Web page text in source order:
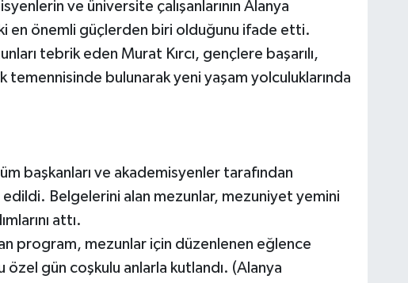
ve üniversite çalışanlarının Alanya
en önemli güçlerden biri olduğunu ifade etti.
tebrik eden Murat Kırcı, gençlere başarılı,
bulunarak yeni yaşam yolculuklarında
başkanları ve akademisyenler tarafından
Belgelerini alan mezunlar, mezuniyet yemini
attı.
program, mezunlar için düzenlenen eğlence
gün coşkulu anlarla kutlandı. (Alanya